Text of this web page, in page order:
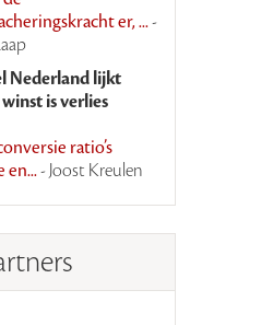
er, ...-
Nederland lijkt
is verlies
ratio’s
en...- Joost Kreulen